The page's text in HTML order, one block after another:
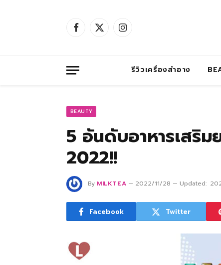
Facebook
X
Instagram
รีวิวเครื่องสำอาง
BEAUTY
5 อันดับอาหารเสริ
2022!!
By MILKTEA 2022/11/28 Updated:
Facebook Twitter